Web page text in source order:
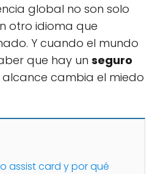
global no son solo
otro idioma que
Y cuando el mundo
que hay un seguro
cambia el miedo
assist card y por qué